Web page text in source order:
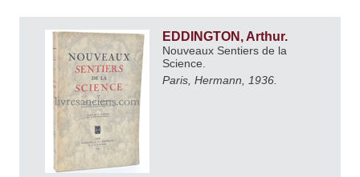
EDDINGTON, Arthur.
Nouveaux Sentiers de la
Science.
Paris, Hermann, 1936.